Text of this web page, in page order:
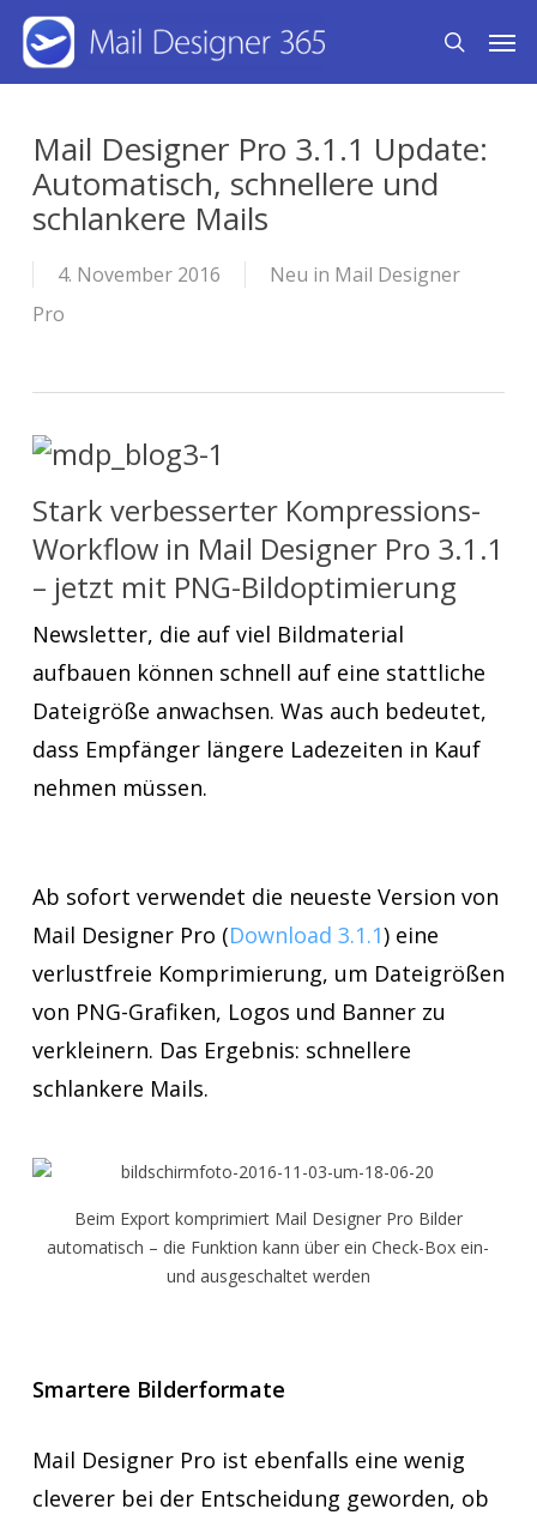
Skip
content
search
Mail Designer Pro 3.1.1 Update:
Automatisch, schnellere und
schlankere Mails
4. November 2016
Neu in Mail Designer
Pro
Stark verbesserter Kompressions-
Workflow in Mail Designer Pro 3.1.1
– jetzt mit PNG-Bildoptimierung
Newsletter, die auf viel Bildmaterial
aufbauen können schnell auf eine stattliche
Dateigröße anwachsen. Was auch bedeutet,
dass Empfänger längere Ladezeiten in Kauf
nehmen müssen.
Ab sofort verwendet die neueste Version von
Mail Designer Pro (Download 3.1.1) eine
verlustfreie Komprimierung, um Dateigrößen
von PNG-Grafiken, Logos und Banner zu
verkleinern. Das Ergebnis: schnellere
schlankere Mails.
Beim Export komprimiert Mail Designer Pro Bilder
automatisch – die Funktion kann über ein Check-Box ein-
und ausgeschaltet werden
Smartere Bilderformate
Mail Designer Pro ist ebenfalls eine wenig
cleverer bei der Entscheidung geworden, ob